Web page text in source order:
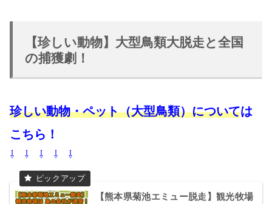
【珍しい動物】大型鳥類大脱走と全国
の捕獲劇！
珍しい動物・ペット（大型鳥類）については
こちら！
⇩ ⇩ ⇩ ⇩ ⇩
【熊本県菊池エミュー脱走】観光牧場